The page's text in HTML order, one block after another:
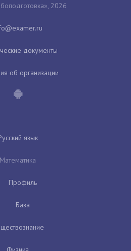
2026
документы
об организации
язык
Математика
Профиль
База